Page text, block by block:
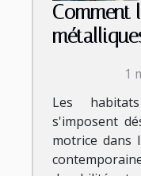
Comment
1
Les
s'imposent
motrice dans